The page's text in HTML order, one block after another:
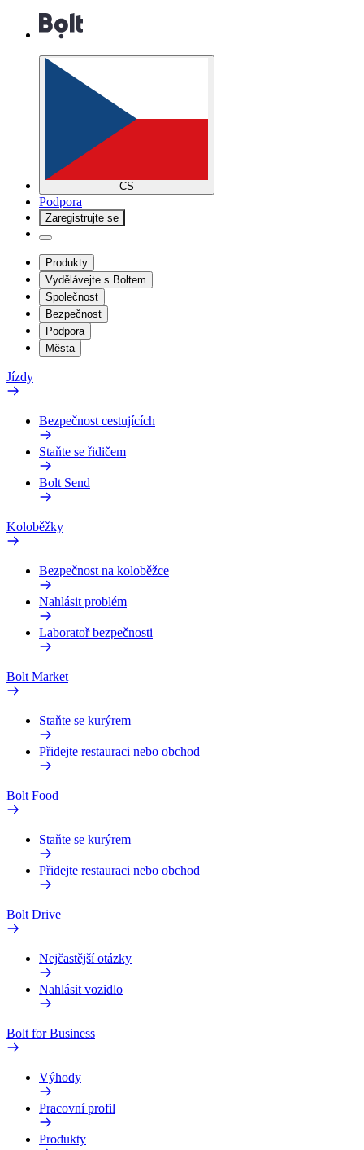
CS
Podpora
Zaregistrujte se
Produkty
Vydělávejte s Boltem
Společnost
Bezpečnost
Podpora
Města
Jízdy
Bezpečnost cestujících
Staňte se řidičem
Bolt Send
Koloběžky
Bezpečnost na koloběžce
Nahlásit problém
Laboratoř bezpečnosti
Bolt Market
Staňte se kurýrem
Přidejte restauraci nebo obchod
Bolt Food
Staňte se kurýrem
Přidejte restauraci nebo obchod
Bolt Drive
Nejčastější otázky
Nahlásit vozidlo
Bolt for Business
Výhody
Pracovní profil
Produkty